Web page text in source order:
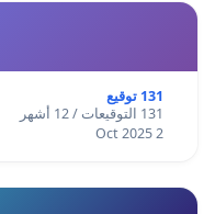
131 توقيع
131 التوقيعات / 12 أشهر
2 Oct 2025